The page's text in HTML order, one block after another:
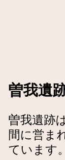
曽我遺
曽我遺跡
間に営ま
ています。